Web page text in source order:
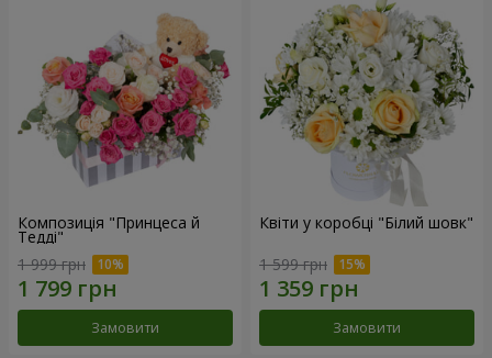
Композиція "Принцеса й
Тедді"
1 999 грн
Замовити
Квіти у коробці "Білий шовк"
1 599 грн
Замовити